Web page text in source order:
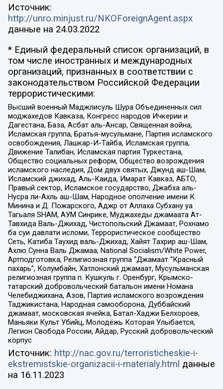
Источник:
http://unro.minjust.ru/NKOForeignAgent.aspx
данные на 24.03.2022
* Единый федеральный список организаций, в
том числе иностранных и международных
организаций, признанных в соответствии с
законодательством Российской Федерации
террористическими:
Высший военный Маджлисуль Шура Объединенных сил
моджахедов Кавказа, Конгресс народов Ичкерии и
Дагестана, База, Асбат аль-Ансар, Священная война,
Исламская группа, Братья-мусульмане, Партия исламского
освобождения, Лашкар-И-Тайба, Исламская группа,
Движение Талибан, Исламская партия Туркестана,
Общество социальных реформ, Общество возрождения
исламского наследия, Дом двух святых, Джунд аш-Шам,
Исламский джихад, Аль-Каида, Имарат Кавказ, АБТО,
Правый сектор, Исламское государство, Джабха аль-
Нусра ли-Ахль аш-Шам, Народное ополчение имени К.
Минина и Д. Пожарского, Аджр от Аллаха Субхану уа
Тагьаля SHAM, АУМ Синрике, Муджахеды джамаата Ат-
Тавхида Валь-Джихад, Чистопольский Джамаат, Рохнамо
ба суи давлати исломи, Террористическое сообщество
Сеть, Катиба Таухид валь-Джихад, Хайят Тахрир аш-Шам,
Ахлю Сунна Валь Джамаа, National Socialism/White Power,
Артподготовка, Религиозная группа “Джамаат “Красный
пахарь”, Колумбайн, Хатлонский джамаат, Мусульманская
религиозная группа п. Кушкуль г. Оренбург, Крымско-
татарский добровольческий батальон имени Номана
Челебиджихана, Азов, Партия исламского возрождения
Таджикистана, Народная самооборона, Дуббайский
джамаат, московская ячейка, Батал-Хаджи Белхороев,
Маньяки Культ Убийц, Молодёжь Которая Улыбается,
Легион Свобода России, Айдар, Русский добровольческий
корпус
Источник: http://nac.gov.ru/terroristicheskie-i-
ekstremistskie-organizacii-i-materialy.html данные
на 16.11.2023